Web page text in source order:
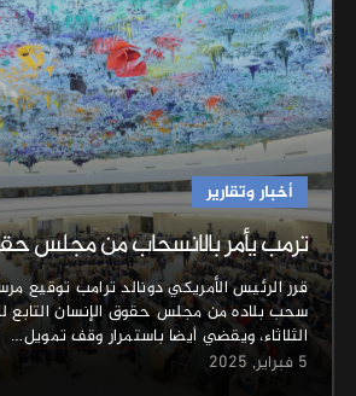
أخبار وتقارير
ترمب يأمر بالانسحاب من مجلس
قرر الرئيس الأمريكي دونالد ترامب توقيع
سحب بلاده من مجلس حقوق الإنسان التابع
الثلاثاء، ويقضي أيضا باستمرار وقف تمويل…
5 فبراير, 2025